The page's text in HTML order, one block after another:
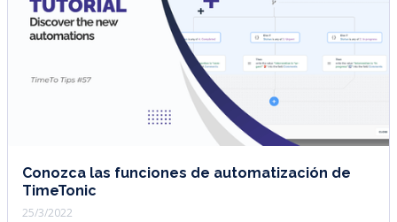
Conozca las funciones de automatización de
TimeTonic
25/3/2022